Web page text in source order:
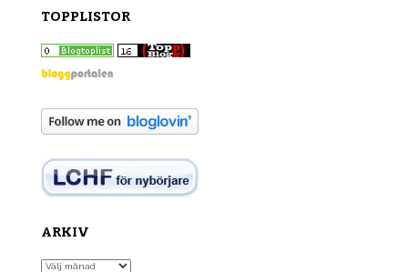
TOPPLISTOR
ARKIV
Arkiv